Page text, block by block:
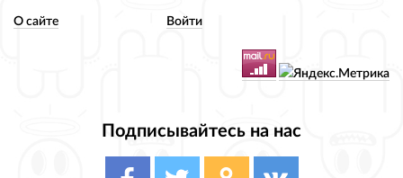
О сайте Войти
Подписывайтесь на нас